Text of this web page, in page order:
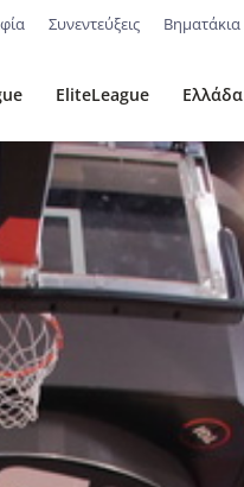
Συνεντεύξεις Βηματάκια
EliteLeague Ελλάδα